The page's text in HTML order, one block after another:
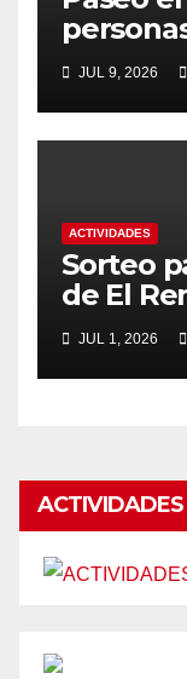
JUL 9, 2026
ACTIVIDADES
Sorteo
de El
Málaga
JUL 1, 2026
ACTIVIDADES